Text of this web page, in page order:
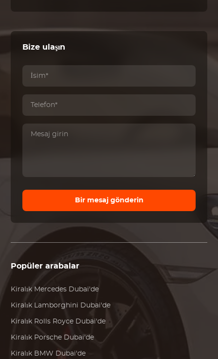
Bize ulaşın
Bir mesaj gönderin
Popüler arabalar
Kiralık Mercedes Dubai'de
Kiralık Lamborghini Dubai'de
Kiralık Rolls Royce Dubai'de
Kiralık Porsche Dubai'de
Kiralık BMW Dubai'de